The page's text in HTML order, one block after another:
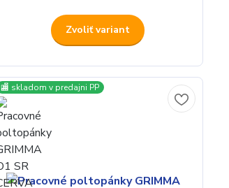
Zvoliť variant
🏬 skladom v predajni PP